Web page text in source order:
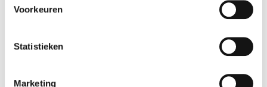
Voorkeuren
Statistieken
Marketing